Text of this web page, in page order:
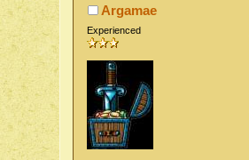
Argamae
Experienced